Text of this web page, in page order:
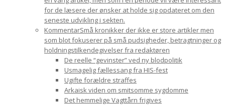
for de læsere der ønsker at holde sig opdateret om den
seneste udvikling i sekten.
KommentarSmå kronikker der ikke er store artikler men
som blot fokuserer på små pudsigheder, betragtninger og
holdningstilkendegivelser fra redaktøren
De reelle “gevinster” ved ny blodpolitik
Usmagelig fællessang fra HIS-fest
Ugifte forældre straffes
Arkaisk viden om smitsomme sygdomme
Det hemmelige Vagttårn frigives